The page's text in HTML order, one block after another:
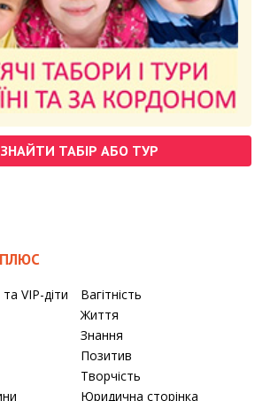
ЗНАЙТИ ТАБІР АБО ТУР
VIP-діти
Вагітність
Життя
Знання
Позитив
Творчість
Юридична сторінка